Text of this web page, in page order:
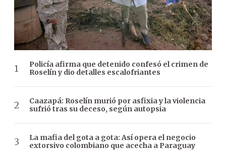
Policía afirma que detenido confesó el crimen de
Roselín y dio detalles escalofriantes
Caazapá: Roselín murió por asfixia y la violencia
sufrió tras su deceso, según autopsia
La mafia del gota a gota: Así opera el negocio
extorsivo colombiano que acecha a Paraguay